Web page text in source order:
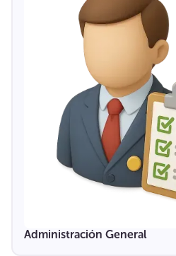
Administración General